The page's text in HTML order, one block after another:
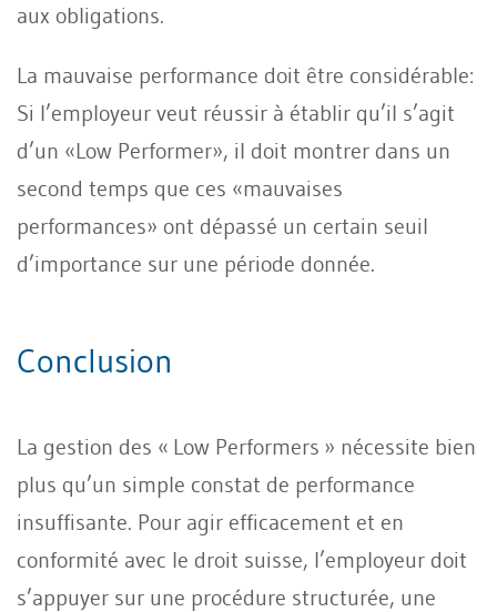
aux obligations.
La mauvaise performance doit être considérable:
Si l’employeur veut réussir à établir qu’il s’agit
d’un «Low Performer», il doit montrer dans un
second temps que ces «mauvaises
performances» ont dépassé un certain seuil
d’importance sur une période donnée.
Conclusion
La gestion des « Low Performers » nécessite bien
plus qu’un simple constat de performance
insuffisante. Pour agir efficacement et en
conformité avec le droit suisse, l’employeur doit
s’appuyer sur une procédure structurée, une